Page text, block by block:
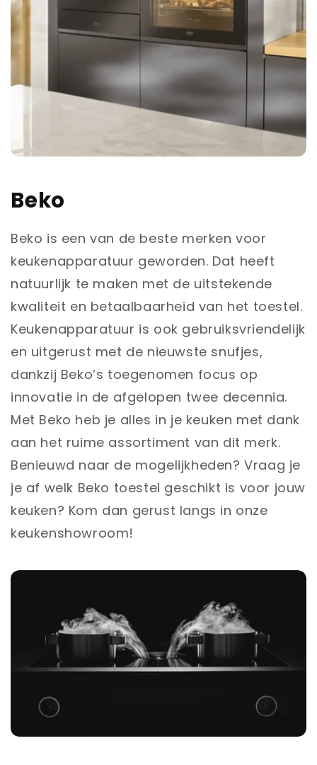
Beko
Beko is een van de beste merken voor
keukenapparatuur geworden. Dat heeft
natuurlijk te maken met de uitstekende
kwaliteit en betaalbaarheid van het toestel.
Keukenapparatuur is ook gebruiksvriendelijk
en uitgerust met de nieuwste snufjes,
dankzij Beko’s toegenomen focus op
innovatie in de afgelopen twee decennia.
Met Beko heb je alles in je keuken met dank
aan het ruime assortiment van dit merk.
Benieuwd naar de mogelijkheden? Vraag je
je af welk Beko toestel geschikt is voor jouw
keuken? Kom dan gerust langs in onze
keukenshowroom!